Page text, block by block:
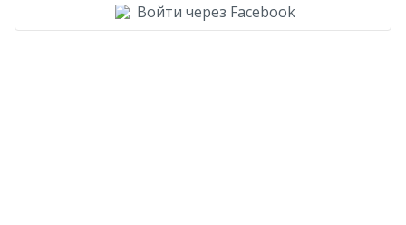
Войти через Facebook